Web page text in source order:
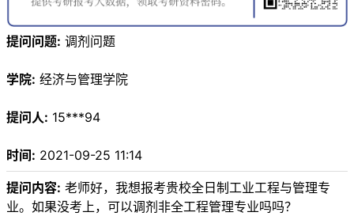
提问问题: 调剂问题
学院: 经济与管理学院
提问人: 15***94
时间: 2021-09-25 11:14
提问内容: 老师好，我想报考贵校全日制工业工程与管理专
业。如果没考上，可以调剂非全工程管理专业吗吗？